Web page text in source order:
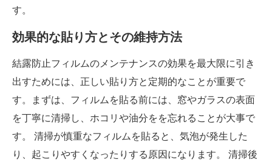
す。
効果的な貼り方とその維持方法
結露防止フィルムのメンテナンスの効果を最大限に引き
出すためには、正しい貼り方と定期的なことが重要で
す。まずは、フィルムを貼る前には、窓やガラスの表面
を丁寧に清掃し、ホコリや油分をを忘れることが大事で
す。 清掃が慎重なフィルムを貼ると、気泡が発生した
り、起こりやすくなったりする原因になります。 清掃後